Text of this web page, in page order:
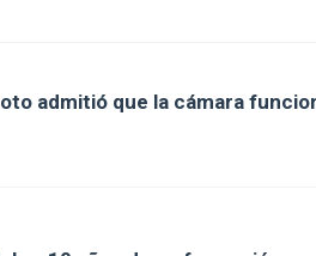
admitió que la cámara